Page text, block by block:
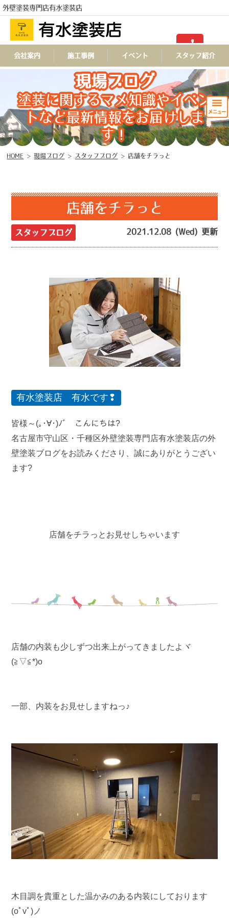
外壁塗装専門店有水塗装店
TEL
会社案内 施工事例 イベント スタッフ紹介
現場ブログ
塗装に関するマメ知識やイベン
トなど最新情報をお届けしま
す！
HOME >現場ブログ > スタッフブログ > 店舗をチラっと
店舗をチラっと
スタッフブログ 2021.12.08 (Wed) 更新
有水塗装店 有水です❢
皆様～(｡･∀･)ﾉﾞ こんにちは?
名古屋市守山区・千種区外壁塗装専門店有水塗装店の外
壁塗装ブログをお読みくださり、誠にありがとうござい
ます?
店舗をチラっとお見せしちゃいます
店舗の内装も少しずつ出来上がってきましたよヾ
(≧▽≦*)o
一部、内装をお見せしますねっ♪
木目調を貴重とした温かみのある内装にしております
(oﾟvﾟ)ノ